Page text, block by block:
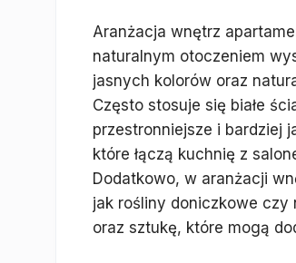
Aranżacja wnętrz
naturalnym otoczeniem
jasnych kolorów oraz
Często stosuje się białe
przestronniejsze i bardziej
które łączą kuchnię z
Dodatkowo, w aranżacji
jak rośliny doniczkowe czy
oraz sztukę, które mogą